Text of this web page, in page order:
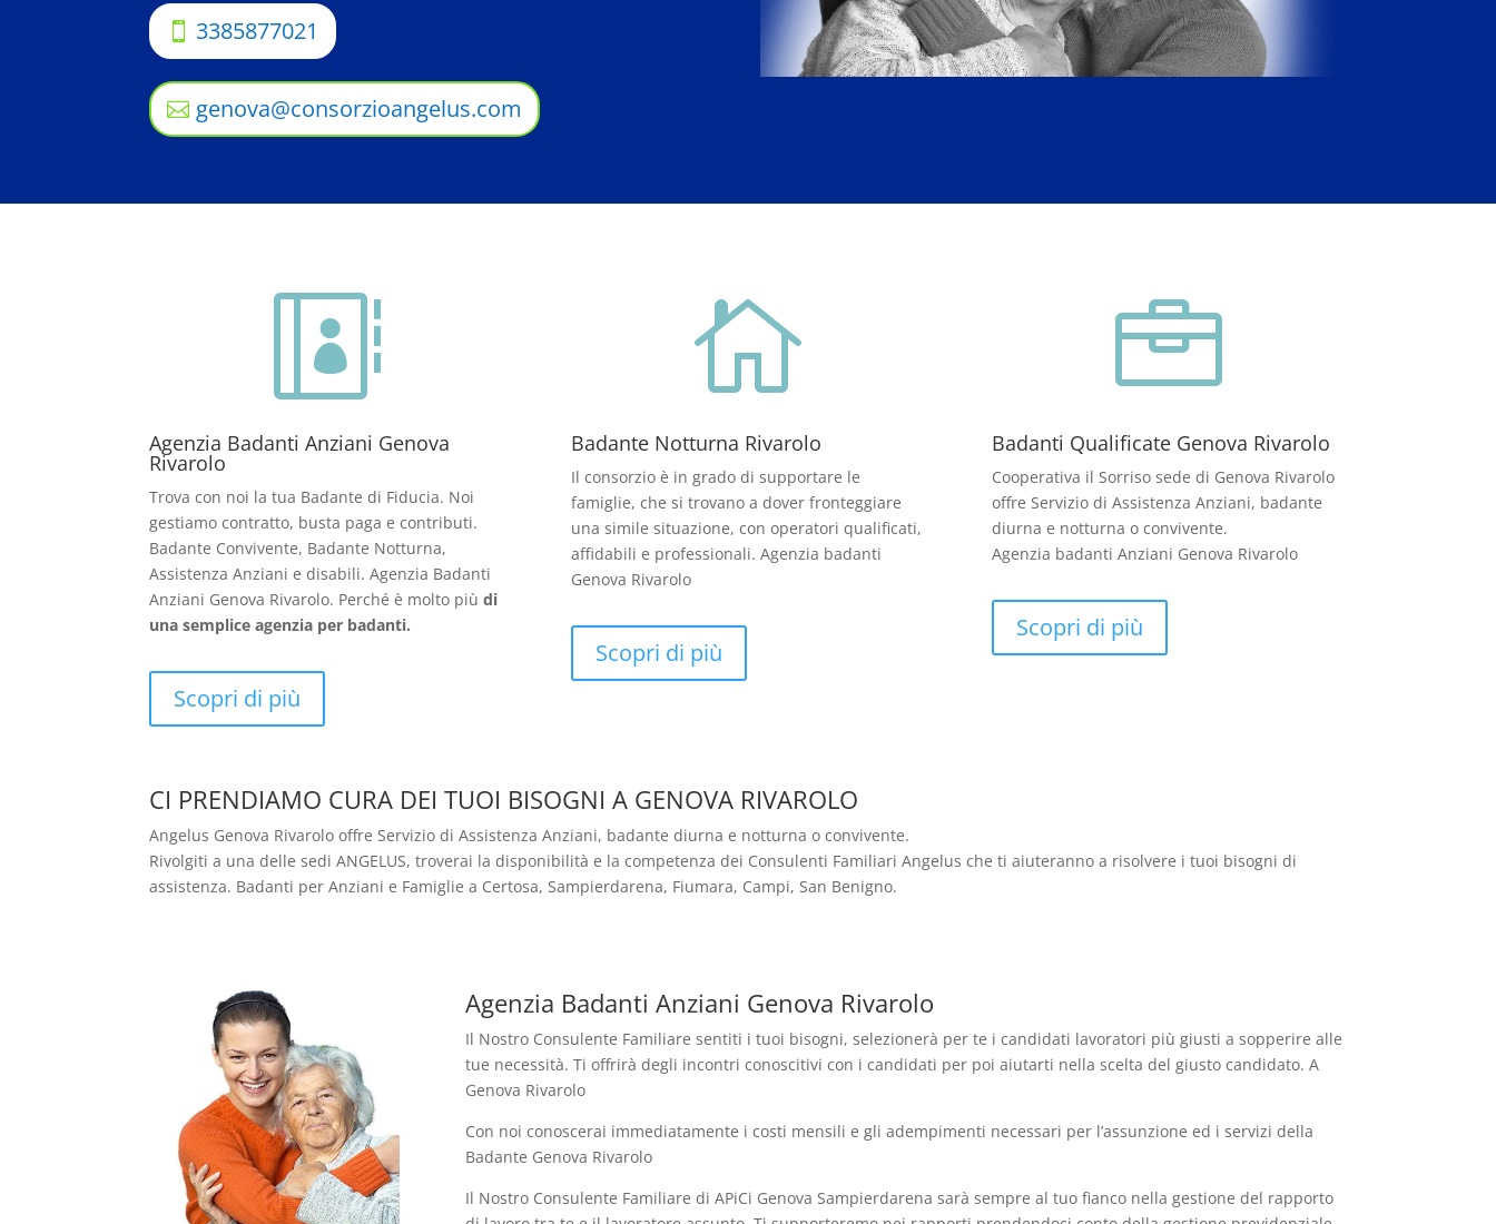
3385877021
genova@consorzioangelus.com

Agenzia Badanti Anziani Genova
Rivarolo
Trova con noi la tua Badante di Fiducia. Noi
gestiamo contratto, busta paga e contributi.
Badante Convivente, Badante Notturna,
Assistenza Anziani e disabili. Agenzia Badanti
Anziani Genova Rivarolo. Perché è molto piùdi
una semplice agenzia per badanti.
Scopri di più

Badante Notturna Rivarolo
Il consorzio è in grado di supportare le
famiglie, che si trovano a dover fronteggiare
una simile situazione, con operatori qualificati,
affidabili e professionali. Agenzia badanti
Genova Rivarolo
Scopri di più

Badanti Qualificate Genova Rivarolo
Cooperativa il Sorriso sede di Genova Rivarolo
offre Servizio di Assistenza Anziani, badante
diurna e notturna o convivente.
Agenzia badanti Anziani Genova Rivarolo
Scopri di più
CI PRENDIAMO CURA DEI TUOI BISOGNI A GENOVA RIVAROLO
Angelus Genova Rivarolo offre Servizio di Assistenza Anziani, badante diurna e notturna o convivente.
Rivolgiti a una delle sedi ANGELUS, troverai la disponibilità e la competenza dei Consulenti Familiari Angelus che ti aiuteranno a risolvere i tuoi bisogni di
assistenza. Badanti per Anziani e Famiglie a Certosa, Sampierdarena, Fiumara, Campi, San Benigno.
Agenzia Badanti Anziani Genova Rivarolo
Il Nostro Consulente Familiare sentiti i tuoi bisogni, selezionerà per te i candidati lavoratori più giusti a sopperire alle
tue necessità. Ti offrirà degli incontri conoscitivi con i candidati per poi aiutarti nella scelta del giusto candidato. A
Genova Rivarolo
Con noi conoscerai immediatamente i costi mensili e gli adempimenti necessari per l’assunzione ed i servizi della
Badante Genova Rivarolo
Il Nostro Consulente Familiare di APiCi Genova Sampierdarena sarà sempre al tuo fianco nella gestione del rapporto